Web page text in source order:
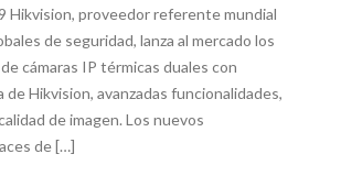
Hikvision, proveedor referente mundial
de seguridad, lanza al mercado los
cámaras IP térmicas duales con
Hikvision, avanzadas funcionalidades,
de imagen. Los nuevos
de […]